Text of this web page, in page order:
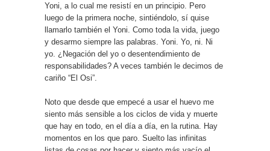
Yoni, a lo cual me resistí en un principio. Pero
luego de la primera noche, sintiéndolo, sí quise
llamarlo también el Yoni. Como toda la vida, juego
y desarmo siempre las palabras. Yoni. Yo, ni. Ni
yo. ¿Negación del yo o desentendimiento de
responsabilidades? A veces también le decimos de
cariño “El Osi”.
Noto que desde que empecé a usar el huevo me
siento más sensible a los ciclos de vida y muerte
que hay en todo, en el día a día, en la rutina. Hay
momentos en los que paro. Suelto las infinitas